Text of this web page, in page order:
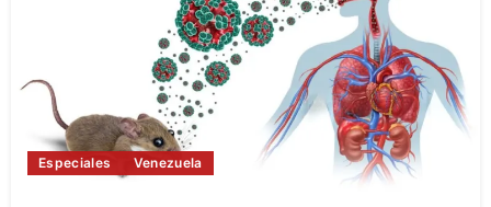
Especiales Venezuela